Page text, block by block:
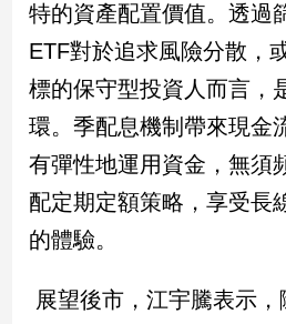
特的資產配置價值。透過
ETF對於追求風險分散，
標的保守型投資人而言，
環。季配息機制帶來現金
有彈性地運用資金，無須
配定期定額策略，享受長
的體驗。
展望後市，江宇騰表示